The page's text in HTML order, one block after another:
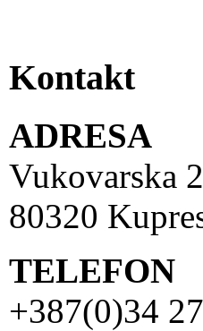
Kontakt
ADRESA
Vukovarska 2
80320
TELEFON
+387(0)34